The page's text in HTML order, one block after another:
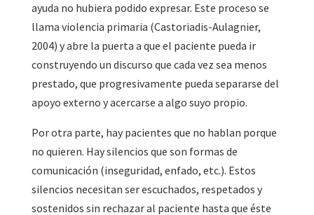
ayuda no hubiera podido expresar. Este proceso se
llama violencia primaria (Castoriadis-Aulagnier,
2004) y abre la puerta a que el paciente pueda ir
construyendo un discurso que cada vez sea menos
prestado, que progresivamente pueda separarse del
apoyo externo y acercarse a algo suyo propio.
Por otra parte, hay pacientes que no hablan porque
no quieren. Hay silencios que son formas de
comunicación (inseguridad, enfado, etc.). Estos
silencios necesitan ser escuchados, respetados y
sostenidos sin rechazar al paciente hasta que éste